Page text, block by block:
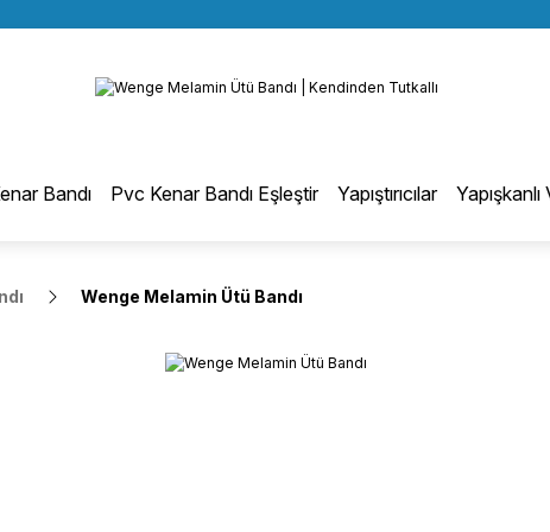
BÜTÜN ALIŞVERİŞLERİNİZDE KARGO BEDAVA!
KREDİ KARTINA 6 TAKSİT SEÇENEĞİ
Bandı Pvc Kenar Bandı Eşleştir Yapıştırıcılar
Wenge Melamin Ütü Bandı
Eğri Kenar Hotmelt Tutkalı